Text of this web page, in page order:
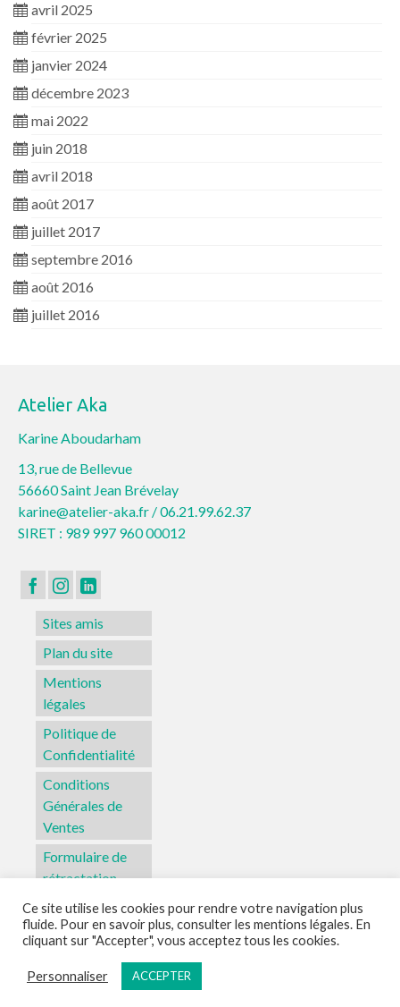
avril 2025
février 2025
janvier 2024
décembre 2023
mai 2022
juin 2018
avril 2018
août 2017
juillet 2017
septembre 2016
août 2016
juillet 2016
Atelier Aka
Karine Aboudarham
13, rue de Bellevue
56660 Saint Jean Brévelay
karine@atelier-aka.fr /06.21.99.62.37
SIRET : 989 997 960 00012
Sites amis
Plan du site
Mentions
légales
Politique de
Confidentialité
Conditions
Générales de
Ventes
Formulaire de
rétractation
Sites amis Plan du site Mentions légales Politique de Confidentialité
© 2026 L'Atelier Aka
Ce site utilise les cookies pour rendre votre navigation plus
fluide. Pour en savoir plus, consulter les mentions légales. En
cliquant sur "Accepter", vous acceptez tous les cookies.
Personnaliser ACCEPTER